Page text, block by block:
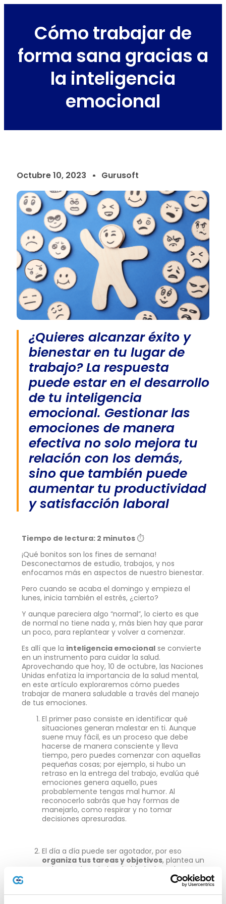
Cómo trabajar de
forma sana gracias a
la inteligencia
emocional
Octubre 10, 2023 Gurusoft
¿Quieres alcanzar éxito y
bienestar en tu lugar de
trabajo? La respuesta
puede estar en el desarrollo
de tu inteligencia
emocional. Gestionar las
emociones de manera
efectiva no solo mejora tu
relación con los demás,
sino que también puede
aumentar tu productividad
y satisfacción laboral
Tiempo de lectura: 2 minutos ⏱
¡Qué bonitos son los fines de semana!
Desconectamos de estudio, trabajos, y nos
enfocamos más en aspectos de nuestro bienestar.
Pero cuando se acaba el domingo y empieza el
lunes, inicia también el estrés, ¿cierto?
Y aunque pareciera algo “normal”, lo cierto es que
de normal no tiene nada y, más bien hay que parar
un poco, para replantear y volver a comenzar.
Es allí que la inteligencia emocional se convierte
en un instrumento para cuidar la salud.
Aprovechando que hoy, 10 de octubre, las Naciones
Unidas enfatiza la importancia de la salud mental,
en este artículo exploraremos cómo puedes
trabajar de manera saludable a través del manejo
de tus emociones.
El primer paso consiste en identificar qué
situaciones generan malestar en ti. Aunque
suene muy fácil, es un proceso que debe
hacerse de manera consciente y lleva
tiempo, pero puedes comenzar con aquellas
pequeñas cosas; por ejemplo, si hubo un
retraso en la entrega del trabajo, evalúa qué
emociones genera aquello, pues
probablemente tengas mal humor. Al
reconocerlo sabrás que hay formas de
manejarlo, como respirar y no tomar
decisiones apresuradas.
El día a día puede ser agotador, por eso
organiza tus tareas y objetivos, plantea un
orden ayuda a darle prioridad a lo realmente